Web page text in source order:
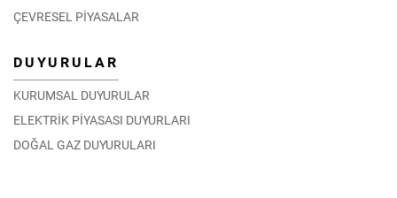
ÇEVRESEL PİYASALAR
DUYURULAR
KURUMSAL DUYURULAR
ELEKTRİK PİYASASI DUYURLARI
DOĞAL GAZ DUYURULARI